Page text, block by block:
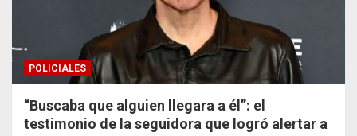
POLICIALES
“Buscaba que alguien llegara a él”: el
testimonio de la seguidora que logró alertar a